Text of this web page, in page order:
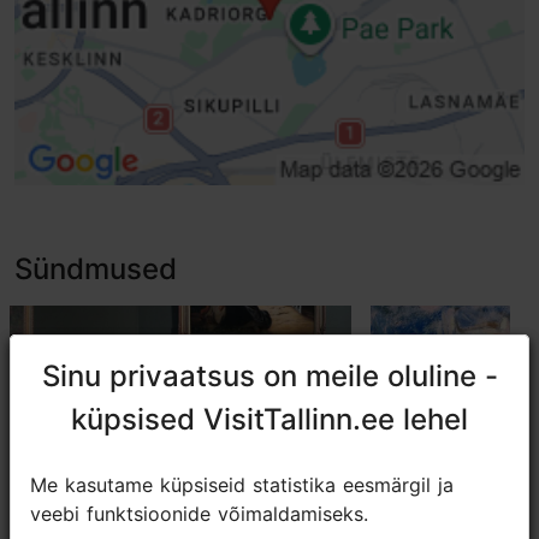
Invaparkla ja invaparkimiskoht
Taktiilsed hoiatuskivid
Sündmused
Sinu privaatsus on meile oluline -
küpsised VisitTallinn.ee lehel
Me kasutame küpsiseid statistika eesmärgil ja
veebi funktsioonide võimaldamiseks.
Sinu privaatsus on meile oluline -
küpsised VisitTallinn.ee lehel
Me kasutame küpsiseid statistika eesmärgil ja
veebi funktsioonide võimaldamiseks.